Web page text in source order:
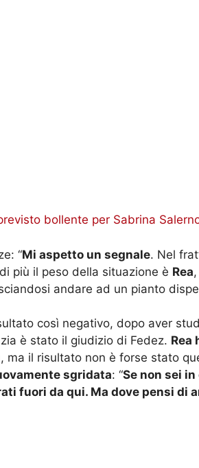
bollente per Sabrina
“Mi aspetto un segnale. Nel
più il peso della situazione è Rea
andare ad un pianto
così negativo, dopo aver
è stato il giudizio di Fedez. Rea
, ma il risultato non è forse stato
sgridata: “Se non sei
fuori da qui. Ma dove pensi di